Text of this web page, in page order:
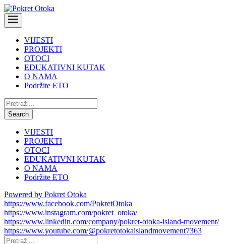
VIJESTI
PROJEKTI
OTOCI
EDUKATIVNI KUTAK
O NAMA
Podržite ETO
Pretraži:
Search
VIJESTI
PROJEKTI
OTOCI
EDUKATIVNI KUTAK
O NAMA
Podržite ETO
Powered by Pokret Otoka
https://www.facebook.com/PokretOtoka
https://www.instagram.com/pokret_otoka/
https://www.linkedin.com/company/pokret-otoka-island-movement/
https://www.youtube.com/@pokretotokaislandmovement7363
Pretraži: